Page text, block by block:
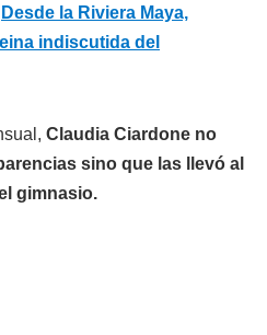
Desde la Riviera Maya,
indiscutida del
Claudia Ciardone no
sino que las llevó al
gimnasio.